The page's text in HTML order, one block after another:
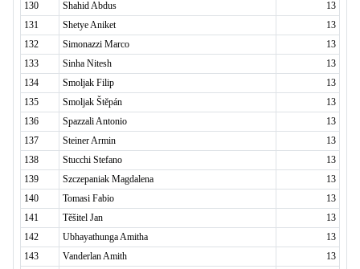
130
Shahid Abdus
13
131
Shetye Aniket
13
132
Simonazzi Marco
13
133
Sinha Nitesh
13
134
Smoljak Filip
13
135
Smoljak Štěpán
13
136
Spazzali Antonio
13
137
Steiner Armin
13
138
Stucchi Stefano
13
139
Szczepaniak Magdalena
13
140
Tomasi Fabio
13
141
Těšitel Jan
13
142
Ubhayathunga Amitha
13
143
Vanderlan Amith
13